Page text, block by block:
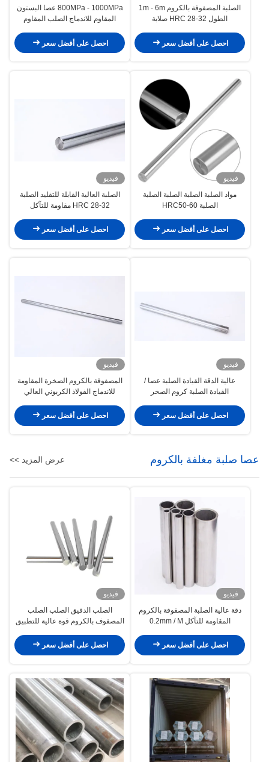
الصلبة المصفوفة بالكروم 1m - 6m
الطول HRC 28-32 صلابة
احصل على أفضل سعر
800MPa - 1000MPa عصا البستون
المقاوم للاندماج الصلب المقاوم
احصل على أفضل سعر
فيديو
مواد الصلبة الصلبة الصلبة الصلبة
الصلبة HRC50-60
احصل على أفضل سعر
فيديو
الصلبة العالية القابلة للتقليد الصلبة
HRC 28-32 مقاومة للتآكل
احصل على أفضل سعر
فيديو
عالية الدقة القيادة الصلبة عصا /
القيادة الصلبة كروم الصخر
احصل على أفضل سعر
فيديو
المصفوفة بالكروم الصخرة المقاومة
للاندماج الفولاذ الكربوني العالي
احصل على أفضل سعر
عصا صلبة مغلفة بالكروم عرض المزيد >>
فيديو
دقة عالية الصلبة المصفوفة بالكروم
المقاومة للتآكل 0.2mm / M
احصل على أفضل سعر
فيديو
الصلب الدقيق الصلب الصلب
المصفوف بالكروم قوة عالية للتطبيق
احصل على أفضل سعر